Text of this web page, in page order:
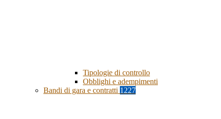
Tipologie di controllo
Obblighi e adempimenti
Bandi di gara e contratti 1227